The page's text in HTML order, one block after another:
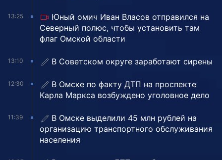
13:25
Юный омич Иван Власов отправился на
Северный полюс, чтобы установить там
флаг Омской области
13:10 В Советском округе заработают сирены
12:30
В Омске по факту ДТП на проспекте
Карла Маркса возбуждено уголовное дело
11:39
В Омске выделили 45 млн рублей на
организацию транспортного обслуживания
населения